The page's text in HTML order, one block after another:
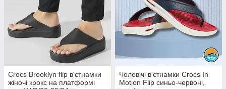
Crocs Brooklyn flip в'єтнамки
жіночі крокс на платформі
Чоловічі в'єтнамки Crocs In
Motion Flip синьо-червоні,